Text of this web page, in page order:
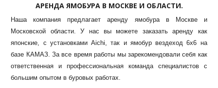
АРЕНДА ЯМОБУРА В МОСКВЕ И ОБЛАСТИ.
Наша компания предлагает аренду ямобура в Москве и
Московской области. У нас вы можете заказать аренду как
японские, с установками Aichi, так и ямобур вездеход 6х6 на
базе КАМАЗ. За все время работы мы зарекомендовали себя как
ответственная и профессиональная команда специалистов с
большим опытом в буровых работах.